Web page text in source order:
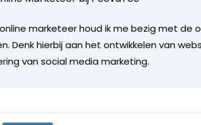
marketeer houd ik me bezig met de
Denk hierbij aan het ontwikkelen van
van social media marketing.